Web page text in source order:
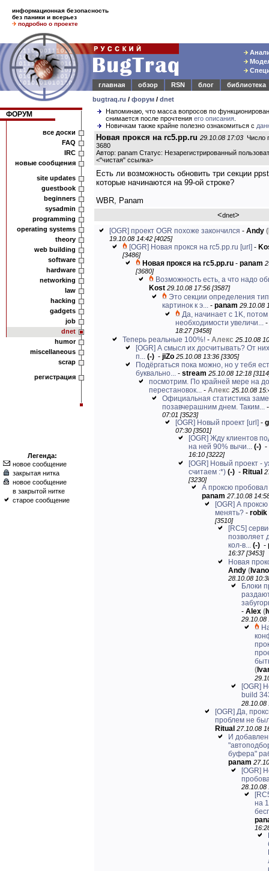
информационная безопасность
без паники и всерьез
подробно о проекте
главная
обзор RSN блог
библиотека
bugtraq.ru / форум / dnet
ФОРУМ
все доски
FAQ
IRC
новые сообщения
site updates
guestbook
beginners
sysadmin
programming
operating systems
theory
web building
software
hardware
networking
law
hacking
gadgets
job
dnet
humor
miscellaneous
scrap
регистрация
Легенда:
новое сообщение
закрытая нитка
новое сообщение
в закрытой нитке
старое сообщение
Напоминаю, что масса вопросов по
снимается после прочтения его описания
Новичкам также крайне полезно ознакомиться с
Новая прокся на rc5.pp.ru 29.10.08 17:03 Число
3680
Автор: panam Статус: Незарегистрированный
<"чистая" ссылка>
Есть ли возможность обновить три секции
которые начинаются на 99-ой строке?
WBR, Panam
<dnet>
[OGR] проект OGR похоже закончился - Andy (
19.10.08 14:42 [4025]
[OGR] Новая прокся на rc5.pp.ru [url] -
[3486]
Новая прокся на rc5.pp.ru - panam
[3680]
Возможность есть, а что надо
Kost 29.10.08 17:56 [3587]
Это секции определения
картинок к э... - panam 29.10.08
Да, начинает с 1K,
необходимости увеличи... -
18:27 [3458]
Теперь реальные 100%! - Алекс 25.10.08
[OGR] А смысл их досчитывать? От
п... (-) - jiZo 25.10.08 13:36 [3305]
Подёргаться пока можно, но у тебя
буквально... - stream 25.10.08 12:18
посмотрим. По крайней мере на
перестановок... - Алекс 25.10.08
Официальная статистика
позавчерашним днем. Таким...
07:01 [3523]
[OGR] Новый проект [url] -
07:30 [3501]
[OGR] Жду клиентов
на ней 90% вычи... (-) -
16:10 [3222]
[OGR] Новый проект -
считаем :*) (-) - Ritual
[3230]
А проксю
panam 27.10.08
[OGR] А
менять? - robik
[3510]
[RC5]
позволяет
кол-в... (-) -
16:37 [3453]
Новая
Andy (
28.10.08
Блоки
- Alex (
29.10.08
(
[OGR]
build
28.10.08
[OGR] Да,
проблем не
Ritual 27.10.08
И
буфера"
panam
[OGR]
28.10.08
на